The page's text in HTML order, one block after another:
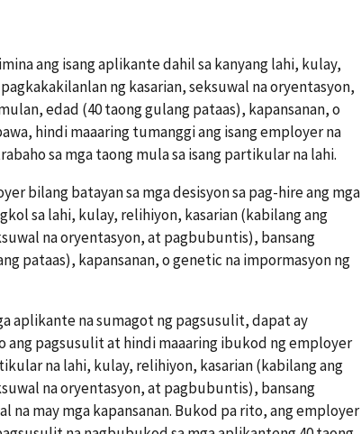
ang isang aplikante dahil sa kanyang lahi, kulay,
ng kasarian, seksuwal na oryentasyon,
edad (40 taong gulang pataas), kapansanan, o
hindi maaaring tumanggi ang isang employer na
sa mga taong mula sa isang partikular na lahi.
bilang batayan sa mga desisyon sa pag-hire ang mga
sa lahi, kulay, relihiyon, kasarian (kabilang ang
na oryentasyon, at pagbubuntis), bansang
pataas), kapansanan, o genetic na impormasyon ng
aplikante na sumagot ng pagsusulit, dapat ay
ang pagsusulit at hindi maaaring ibukod ng employer
na lahi, kulay, relihiyon, kasarian (kabilang ang
na oryentasyon, at pagbubuntis), bansang
na may mga kapansanan. Bukod pa rito, ang employer